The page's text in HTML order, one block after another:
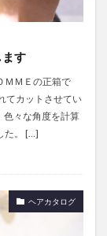
す
ＭＥの正箱で
てカットさせてい
色々な角度を計算
た。 […]
ヘアカタログ